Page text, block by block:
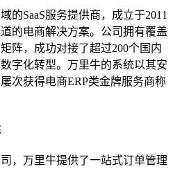
的SaaS服务提供商，成立于2011
的电商解决方案。公司拥有覆盖
阵，成功对接了超过200个国内
字化转型。万里牛的系统以其安
次获得电商ERP类金牌服务商称
，万里牛提供了一站式订单管理